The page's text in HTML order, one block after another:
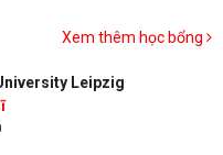
Xem thêm học bổng
Leipzig